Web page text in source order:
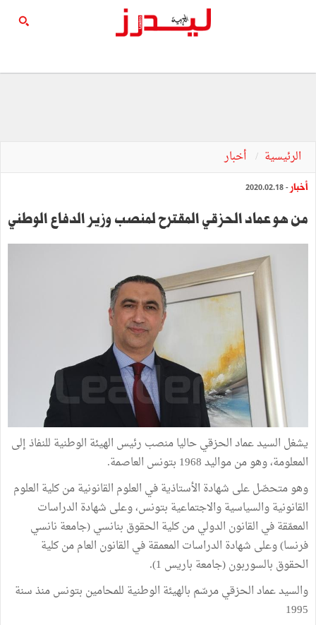
الرئيسية أخبار
أخبار - 2020.02.18
من هو عماد الحزقي المقترح لمنصب وزير الدفاع الوطني
يشغل السيد عماد الحزقي حاليا منصب رئيس الهيئة الوطنية للنفاذ إلى
المعلومة، وهو من مواليد 1968 بتونس العاصمة.
وهو متحصّل على شهادة الأستاذية في العلوم القانونية من كلية العلوم
القانونية والسياسية والاجتماعية بتونس، وعلى شهادة الدراسات
المعمّقة في القانون الدولي من كلية الحقوق بنانسي (جامعة نانسي
فرنسا) وعلى شهادة الدراسات المعمقة في القانون العام من كلية
الحقوق بالسوربون (جامعة باريس 1).
والسيد عماد الحزقي مرسّم بالهيئة الوطنية للمحامين بتونس منذ سنة
1995